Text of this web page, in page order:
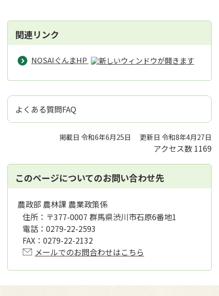
関連リンク
NOSAIぐんまHP
よくある質問FAQ
掲載日 令和6年6月25日 更新日 令和8年4月27日
アクセス数 1169
このページについてのお問い合わせ先
農政部 農林課 農業政策係
住所： 〒377-0007 群馬県渋川市石原6番地1
電話： 0279-22-2593
FAX： 0279-22-2132
メールでのお問合わせはこちら